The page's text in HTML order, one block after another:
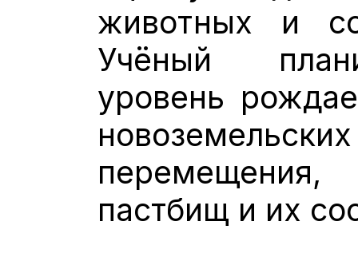
животных и
Учёный
уровень
пастбищ и их